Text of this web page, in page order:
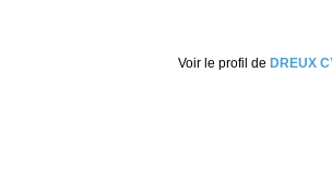
Voir le profil de DREUX